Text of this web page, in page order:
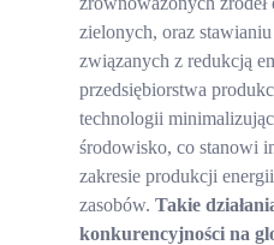
zielonych, oraz
związanych z redukcją
przedsiębiorstwa
technologii
środowisko, co stanowi
zakresie produkcji
zasobów. Takie
konkurencyjności na